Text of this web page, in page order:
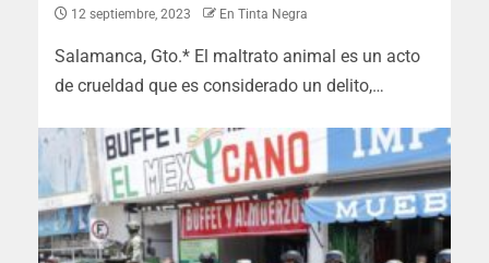
12 septiembre, 2023 En Tinta Negra
Salamanca, Gto.* El maltrato animal es un acto
de crueldad que es considerado un delito,…